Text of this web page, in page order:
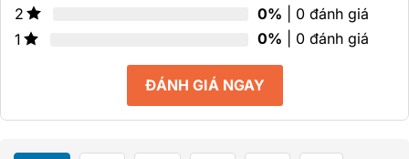
2
0% | 0 đánh giá
1
0% | 0 đánh giá
ĐÁNH GIÁ NGAY